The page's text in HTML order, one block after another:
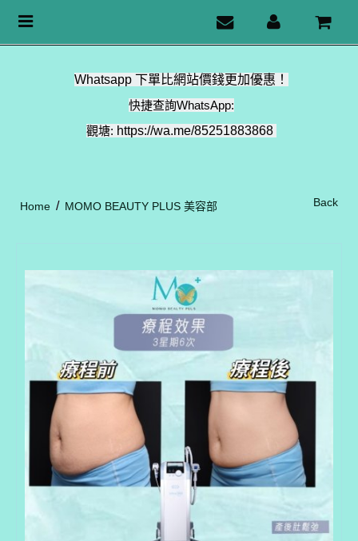
Whatsapp 下單比網站價錢更加優惠！
快捷查詢WhatsApp:
觀塘: https://wa.me/85251883868
Toggle
Home / MOMO BEAUTY PLUS 美容部 Back